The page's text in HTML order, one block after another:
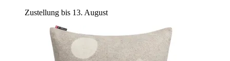
Zustellung bis 13. August